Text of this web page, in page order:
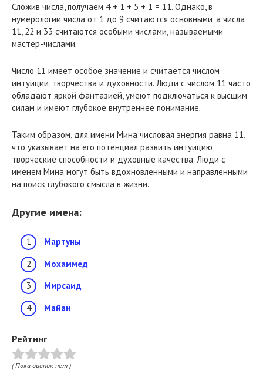
Сложив числа, получаем 4 + 1 + 5 + 1 = 11. Однако, в
нумерологии числа от 1 до 9 считаются основными, а числа
11, 22 и 33 считаются особыми числами, называемыми
мастер-числами.
Число 11 имеет особое значение и считается числом
интуиции, творчества и духовности. Люди с числом 11 часто
обладают яркой фантазией, умеют подключаться к высшим
силам и имеют глубокое внутреннее понимание.
Таким образом, для имени Мина числовая энергия равна 11,
что указывает на его потенциал развить интуицию,
творческие способности и духовные качества. Люди с
именем Мина могут быть вдохновленными и направленными
на поиск глубокого смысла в жизни.
Другие имена:
Мартуны
Мохаммед
Мирсаид
Майан
Рейтинг
( Пока оценок нет )